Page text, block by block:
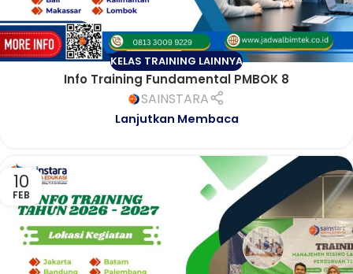
KELAS TRAINING LAINNYA
Info Training Fundamental PMBOK 8
SAINSTARA
Lanjutkan Membaca
10
FEB